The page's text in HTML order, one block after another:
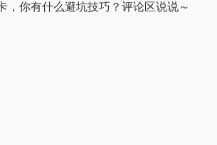
，你有什么避坑技巧？评论区说说～